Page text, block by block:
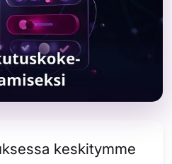
keskitymme